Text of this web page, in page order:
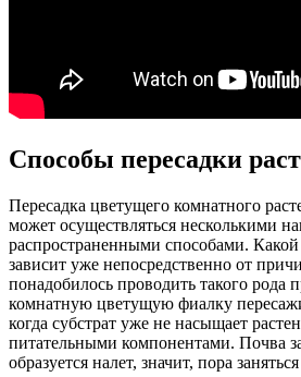
Способы пересадки
Пересадка цветущего комнатного
может осуществляться несколькими
распространенными способами.
зависит уже непосредственно от
понадобилось проводить такого рода
комнатную цветущую фиалку
когда субстрат уже не насыщает
питательными компонентами. Почва
образуется налет, значит, пора